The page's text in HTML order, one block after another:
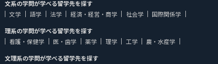
文系の学問が学べる留学先を探す
文学
語学 法学 経済・経営・商学 社会学
国際関係学
理系の学問が学べる留学先を探す
看護・保健学
医・歯学 薬学 理学 工学
農・水産学
文理系の学問が学べる留学先を探す